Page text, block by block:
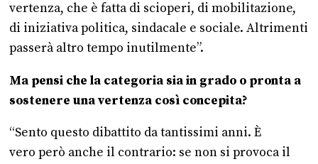
vertenza, che è fatta di scioperi, di mobilitazione,
di iniziativa politica, sindacale e sociale. Altrimenti
passerà altro tempo inutilmente”.
Ma pensi che la categoria sia in grado o pronta a
sostenere una vertenza così concepita?
“Sento questo dibattito da tantissimi anni. È
vero però anche il contrario: se non si provoca il